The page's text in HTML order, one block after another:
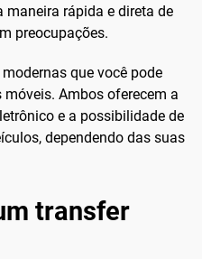
maneira rápida e direta de
preocupações.
que você pode
Ambos oferecem a
e a possibilidade de
dependendo das suas
transfer